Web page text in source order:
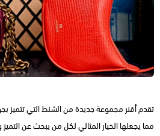
تقدم أقنر مجموعة جديدة من الشنط التي تتميز
مما يجعلها الخيار المثالي لكل من يبحث عن